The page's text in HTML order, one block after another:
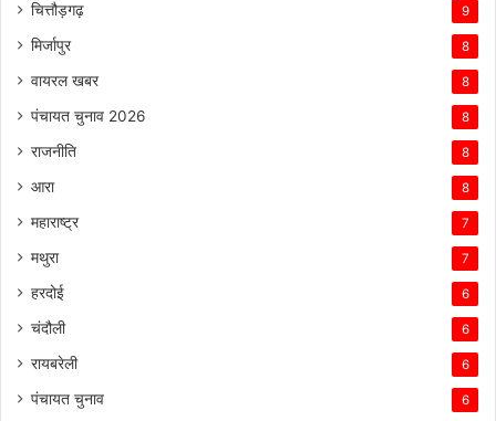
चित्तौड़गढ़ 9
मिर्जापुर 8
वायरल खबर 8
पंचायत चुनाव 2026 8
राजनीति 8
आरा 8
महाराष्ट्र 7
मथुरा 7
हरदोई 6
चंदौली 6
रायबरेली 6
पंचायत चुनाव 6